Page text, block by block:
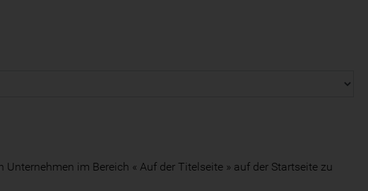
im Bereich « Auf der Titelseite » auf der Startseite zu